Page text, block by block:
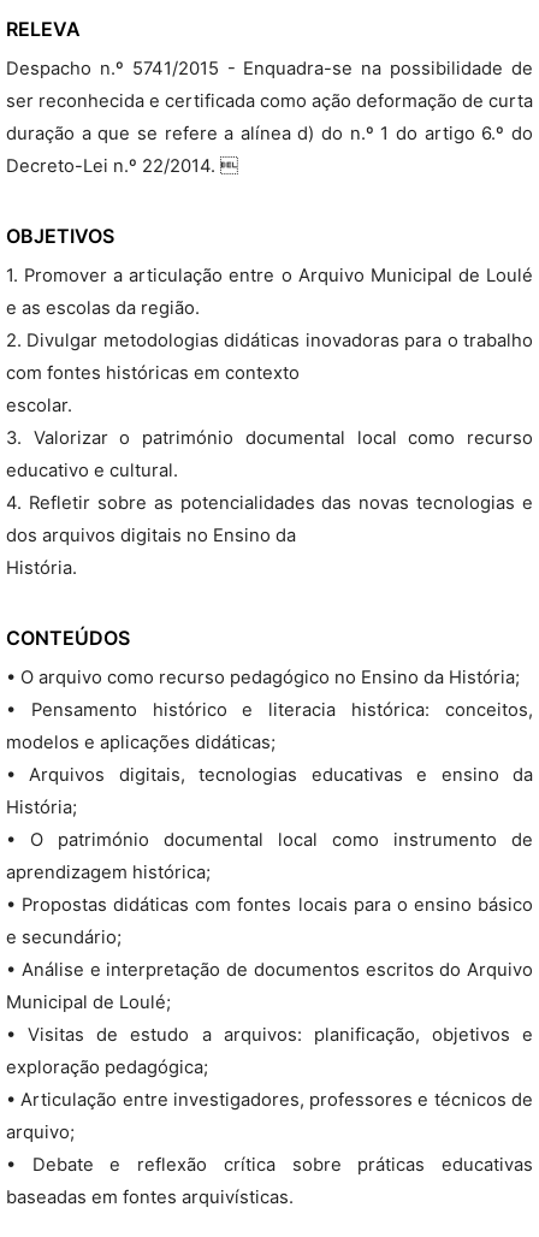
RELEVA
Despacho n.º 5741/2015 - Enquadra-se na possibilidade de
ser reconhecida e certificada como ação deformação de curta
duração a que se refere a alínea d) do n.º 1 do artigo 6.º do
Decreto-Lei n.º 22/2014. 
OBJETIVOS
1. Promover a articulação entre o Arquivo Municipal de Loulé
e as escolas da região.
2. Divulgar metodologias didáticas inovadoras para o trabalho
com fontes históricas em contexto
escolar.
3. Valorizar o património documental local como recurso
educativo e cultural.
4. Refletir sobre as potencialidades das novas tecnologias e
dos arquivos digitais no Ensino da
História.
CONTEÚDOS
• O arquivo como recurso pedagógico no Ensino da História;
• Pensamento histórico e literacia histórica: conceitos,
modelos e aplicações didáticas;
• Arquivos digitais, tecnologias educativas e ensino da
História;
• O património documental local como instrumento de
aprendizagem histórica;
• Propostas didáticas com fontes locais para o ensino básico
e secundário;
• Análise e interpretação de documentos escritos do Arquivo
Municipal de Loulé;
• Visitas de estudo a arquivos: planificação, objetivos e
exploração pedagógica;
• Articulação entre investigadores, professores e técnicos de
arquivo;
• Debate e reflexão crítica sobre práticas educativas
baseadas em fontes arquivísticas.